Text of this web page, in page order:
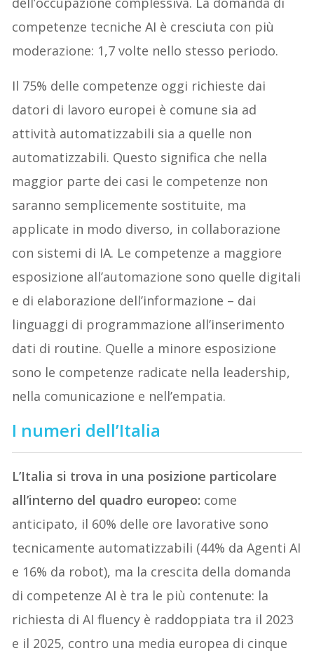
competenze tecniche AI è cresciuta con più
moderazione: 1,7 volte nello stesso periodo.
Il 75% delle competenze oggi richieste dai
datori di lavoro europei è comune sia ad
attività automatizzabili sia a quelle non
automatizzabili. Questo significa che nella
maggior parte dei casi le competenze non
saranno semplicemente sostituite, ma
applicate in modo diverso, in collaborazione
con sistemi di IA. Le competenze a maggiore
esposizione all’automazione sono quelle digitali
e di elaborazione dell’informazione – dai
linguaggi di programmazione all’inserimento
dati di routine. Quelle a minore esposizione
sono le competenze radicate nella leadership,
nella comunicazione e nell’empatia.
I numeri dell’Italia
L’Italia si trova in una posizione particolare
all’interno del quadro europeo: come
anticipato, il 60% delle ore lavorative sono
tecnicamente automatizzabili (44% da Agenti AI
e 16% da robot), ma la crescita della domanda
di competenze AI è tra le più contenute: la
richiesta di AI fluency è raddoppiata tra il 2023
e il 2025, contro una media europea di cinque